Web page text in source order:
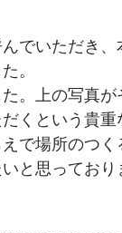
でいただき
。
。上の写真
くという貴
で場所のつ
と思っており